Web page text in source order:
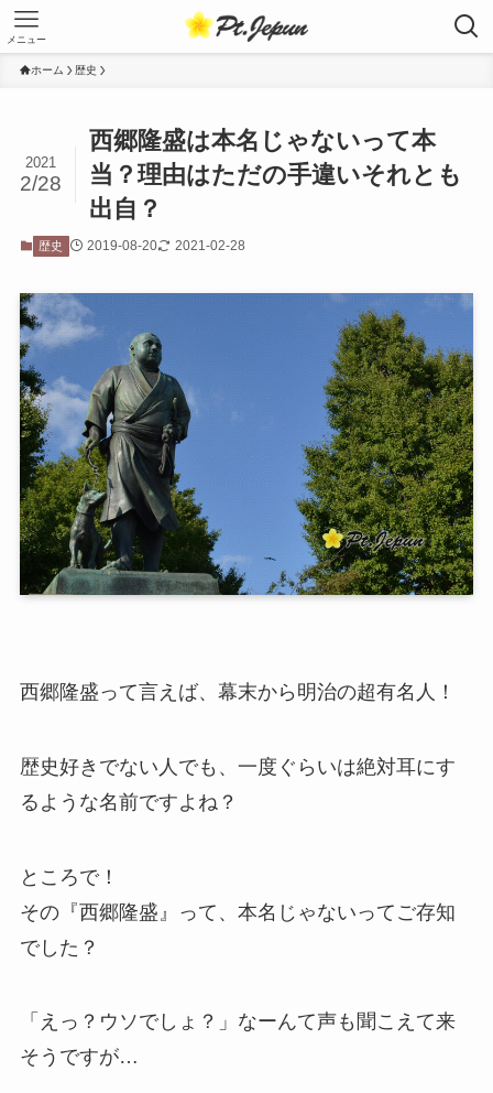
メニュー
ホーム 歴史
西郷隆盛は本名じゃないって本
当？理由はただの手違いそれとも
出自？
2021
2/28
歴史 2019-08-20 2021-02-28
西郷隆盛って言えば、幕末から明治の超有名人！
歴史好きでない人でも、一度ぐらいは絶対耳にす
るような名前ですよね？
ところで！
その『西郷隆盛』って、本名じゃないってご存知
でした？
「えっ？ウソでしょ？」なーんて声も聞こえて来
そうですが…